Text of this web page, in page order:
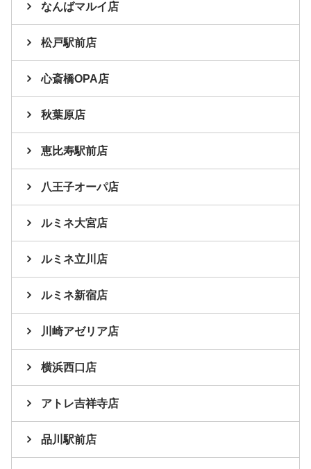
なんばマルイ店
松戸駅前店
心斎橋OPA店
秋葉原店
恵比寿駅前店
八王子オーパ店
ルミネ大宮店
ルミネ立川店
ルミネ新宿店
川崎アゼリア店
横浜西口店
アトレ吉祥寺店
品川駅前店